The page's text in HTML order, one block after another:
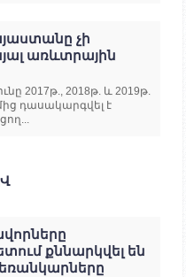
չի
առևտրային
2017թ., 2018թ. և 2019թ.
դասակարգվել է
քննարկվել են